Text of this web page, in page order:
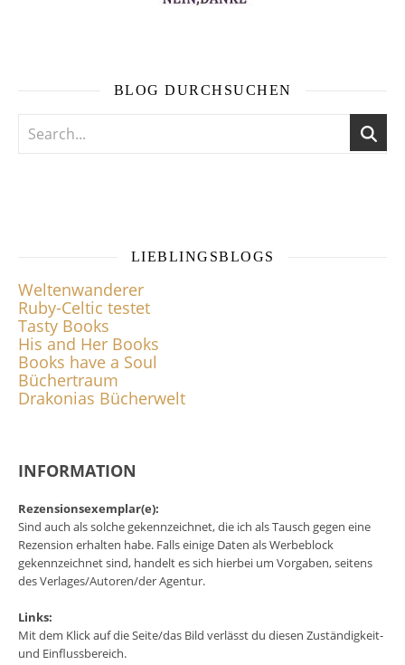
BLOG DURCHSUCHEN
LIEBLINGSBLOGS
Weltenwanderer
Ruby-Celtic testet
Tasty Books
His and Her Books
Books have a Soul
Büchertraum
Drakonias Bücherwelt
INFORMATION
Rezensionsexemplar(e):
Sind auch als solche gekennzeichnet, die ich als Tausch gegen eine
Rezension erhalten habe. Falls einige Daten als Werbeblock
gekennzeichnet sind, handelt es sich hierbei um Vorgaben, seitens
des Verlages/Autoren/der Agentur.
Links:
Mit dem Klick auf die Seite/das Bild verlässt du diesen Zuständigkeit-
und Einflussbereich.